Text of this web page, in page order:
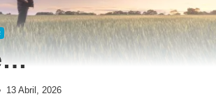
13 Abril, 2026